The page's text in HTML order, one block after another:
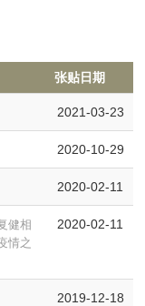
张贴日期
2021-03-23
2020-10-29
2020-02-11
健相
情之
2020-02-11
2019-12-18